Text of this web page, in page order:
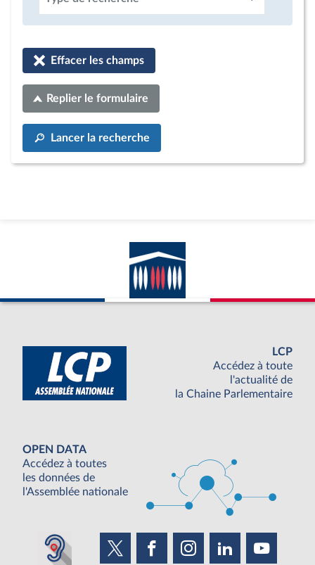
Effacer les champs
Replier le formulaire
Lancer la recherche
LCP
Accédez à toute
l'actualité de
la Chaine Parlementaire
OPEN DATA
Accédez à toutes
les données de
l'Assemblée nationale